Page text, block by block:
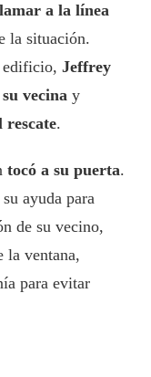
a la línea
la situación.
edificio, Jeffrey
vecina y
rescate.
tocó a su puerta.
ayuda para
de su vecino,
la ventana,
para evitar